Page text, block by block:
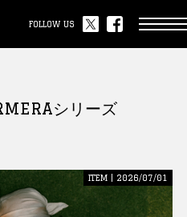
FOLLOW US
シリーズ
ITEM | 2026/07/01